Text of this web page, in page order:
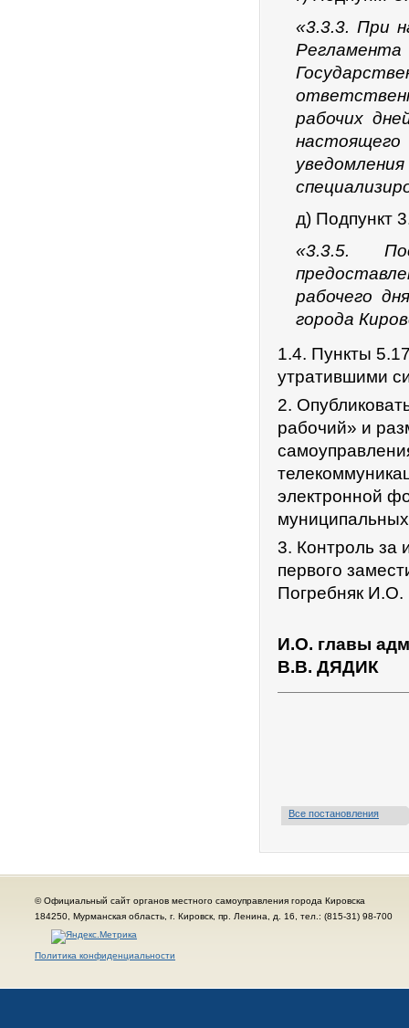
«3.3.3. При
рабочих
д) Подпункт
«3.3.5.
рабочего
города
1.4. Пункты
утратившими
2.
рабочий» и
электронной
3. Контроль за
первого
Погребняк И.О.
И.О. главы
В.В. ДЯДИК
Все постановления
© Официальный сайт органов местного самоуправления города Кировска
184250, Мурманская область, г. Кировск, пр. Ленина, д. 16, тел.: (815-31) 98-700
Политика конфиденциальности